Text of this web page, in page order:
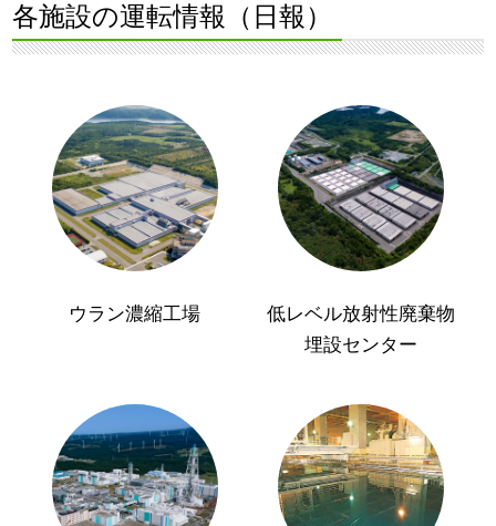
各施設の運転情報（日報）
ウラン濃縮工場
低レベル放射性廃棄物
埋設センター